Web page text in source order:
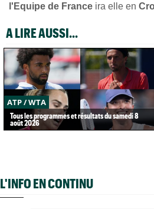
l'Equipe de France ira elle en
A LIRE AUSSI...
ATP / WTA
Tous les programmes et résultats du samedi 8
août 2026
L'INFO EN CONTINU